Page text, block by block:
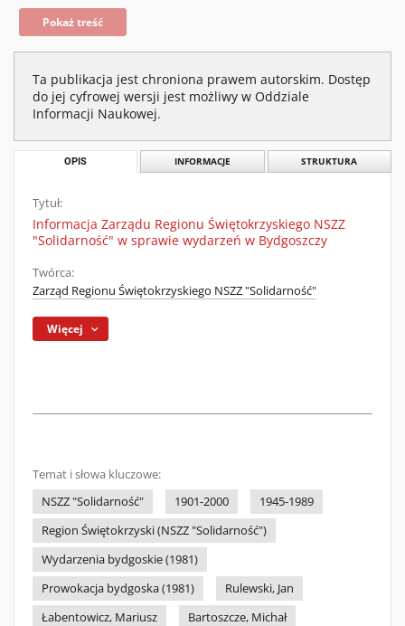
Pokaż treść
Ta publikacja jest chroniona prawem autorskim. Dostęp
do jej cyfrowej wersji jest możliwy w Oddziale
Informacji Naukowej.
OPIS INFORMACJE STRUKTURA
Tytuł:
Informacja Zarządu Regionu Świętokrzyskiego NSZZ
"Solidarność" w sprawie wydarzeń w Bydgoszczy
Twórca:
Zarząd Regionu Świętokrzyskiego NSZZ "Solidarność"
Więcej
Temat i słowa kluczowe:
NSZZ "Solidarność"
1901-2000
1945-1989
Region Świętokrzyski (NSZZ "Solidarność")
Wydarzenia bydgoskie (1981)
Prowokacja bydgoska (1981)
Rulewski, Jan
Łabentowicz, Mariusz
Bartoszcze, Michał